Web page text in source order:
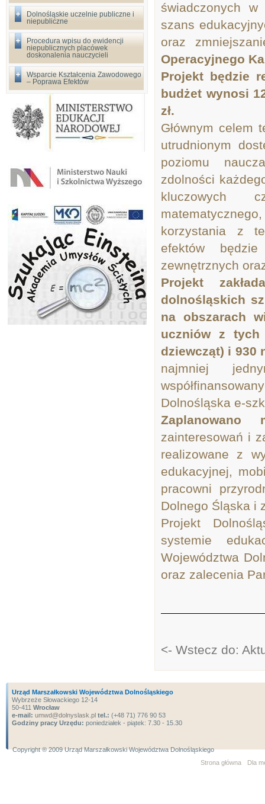
Dolnośląskie uczelnie publiczne i
niepubliczne
Procedura wpisu do ewidencji
niepublicznych placówek
doskonalenia nauczycieli
Wsparcie Kształcenia Zawodowego
– Poprawa Efektów
świadczonych w
szans
oraz
Operacyjnego
Projekt będzie
budżet wynosi
zł.
Głównym celem
utrudnionym
poziomu
zdolności
kluczowych
korzystania z
efektów
zewnętrznych
Projekt
dolnośląskich
na obszarach
uczniów z
dziewcząt) i 930
najmniej
Dolnośląska e-
Zaplanowano
zainteresowań i
realizowane z
edukacyjnej,
pracowni
Dolnego Śląska i
Projekt
systemie
Województwa
oraz zalecenia
<- Wstecz do:
Urząd Marszałkowski Województwa Dolnośląskiego
Wybrzeże Słowackiego 12-14
50-411 Wrocław
e-mail: umwd@dolnyslask.pl tel.: (+48 71) 776 90 53
Godziny pracy Urzędu: poniedziałek - piątek: 7.30 - 15.30
Copyright ® 2009 Urząd Marszałkowski Województwa Dolnośląskiego
Strona główna
Dla